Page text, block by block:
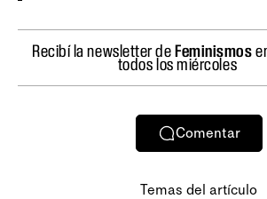
Recibí la newsletter deFeminismos
todos los miércoles
Comentar
Temas del artículo